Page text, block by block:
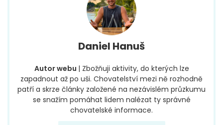
Daniel Hanuš
Autor webu | Zbožňuji aktivity, do kterých lze
zapadnout až po uši. Chovatelství mezi ně rozhodně
patří a skrze články založené na nezávislém průzkumu
se snažím pomáhat lidem nalézat ty správné
chovatelské informace.